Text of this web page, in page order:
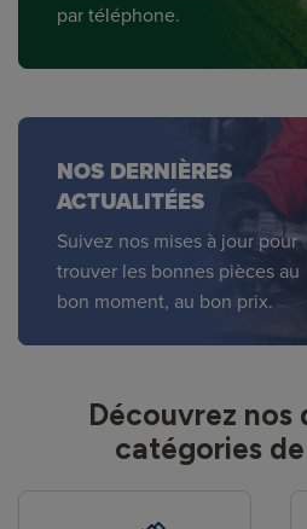
par téléphone.
NOS DERNIÈRES
ACTUALITÉES
Suivez nos mises à jour pour
trouver les bonnes pièces au
bon moment, au bon prix.
Découvrez
catégories